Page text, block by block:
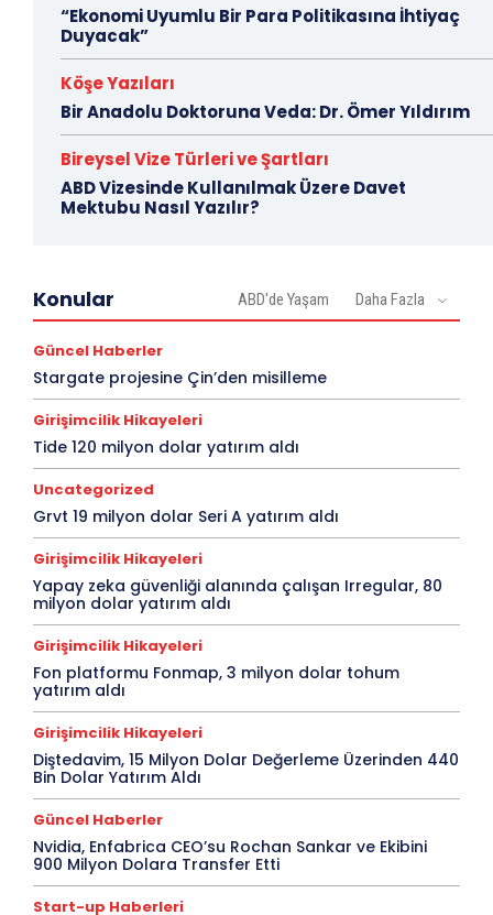
“Ekonomi Uyumlu Bir Para Politikasına İhtiyaç
Duyacak”
Köşe Yazıları
Bir Anadolu Doktoruna Veda: Dr. Ömer Yıldırım
Bireysel Vize Türleri ve Şartları
ABD Vizesinde Kullanılmak Üzere Davet
Mektubu Nasıl Yazılır?
Konular ABD'de Yaşam Daha Fazla
Güncel Haberler
Stargate projesine Çin’den misilleme
Girişimcilik Hikayeleri
Tide 120 milyon dolar yatırım aldı
Uncategorized
Grvt 19 milyon dolar Seri A yatırım aldı
Girişimcilik Hikayeleri
Yapay zeka güvenliği alanında çalışan Irregular, 80
milyon dolar yatırım aldı
Girişimcilik Hikayeleri
Fon platformu Fonmap, 3 milyon dolar tohum
yatırım aldı
Girişimcilik Hikayeleri
Diştedavim, 15 Milyon Dolar Değerleme Üzerinden 440
Bin Dolar Yatırım Aldı
Güncel Haberler
Nvidia, Enfabrica CEO’su Rochan Sankar ve Ekibini
900 Milyon Dolara Transfer Etti
Start-up Haberleri